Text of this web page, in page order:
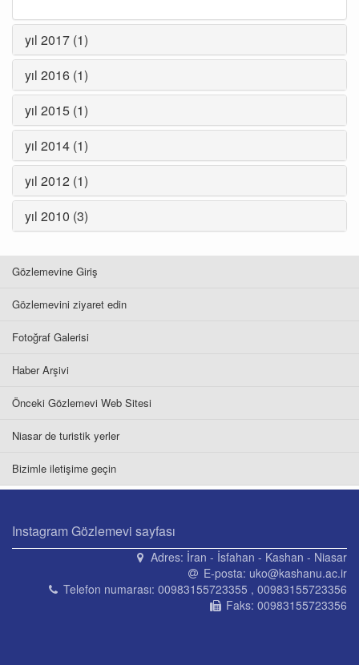
yıl 2017 (1)
yıl 2016 (1)
yıl 2015 (1)
yıl 2014 (1)
yıl 2012 (1)
yıl 2010 (3)
Gözlemevine Giriş
Gözlemevini ziyaret edin
Fotoğraf Galerisi
Haber Arşivi
Önceki Gözlemevi Web Sitesi
Niasar de turistik yerler
Bizimle iletişime geçin
Instagram Gözlemevi sayfası
Adres: İran - İsfahan - Kashan - Niasar
E-posta: uko@kashanu.ac.ir
Telefon numarası: 00983155723355 , 00983155723356
Faks: 00983155723356